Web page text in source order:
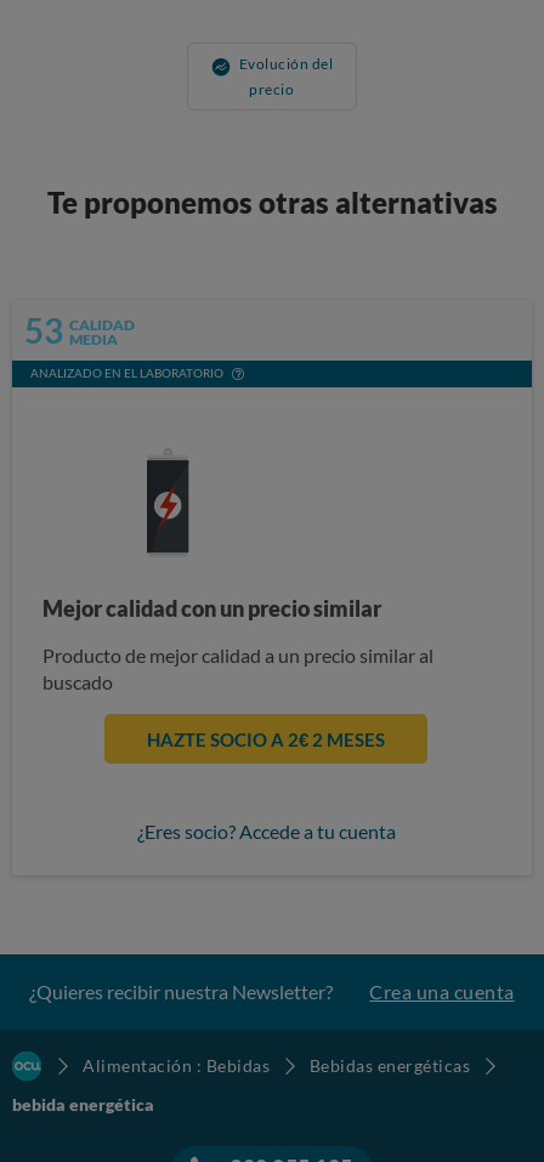
Evolución del
precio
Te proponemos otras alternativas
53 CALIDAD
MEDIA
ANALIZADO EN EL LABORATORIO
Mejor calidad con un precio similar
Producto de mejor calidad a un precio similar al
buscado
HAZTE SOCIO A 2€ 2 MESES
¿Eres socio? Accede a tu cuenta
¿Quieres recibir nuestra Newsletter? Crea una cuenta
Alimentación : Bebidas
Bebidas energéticas
bebida energética